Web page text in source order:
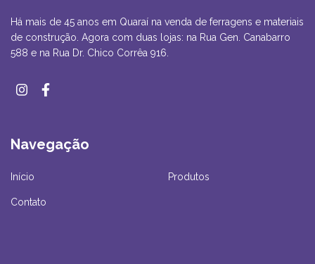
Há mais de 45 anos em Quaraí na venda de ferragens e materiais
de construção. Agora com duas lojas: na Rua Gen. Canabarro
588 e na Rua Dr. Chico Corrêa 916.
Navegação
Início Produtos
Contato